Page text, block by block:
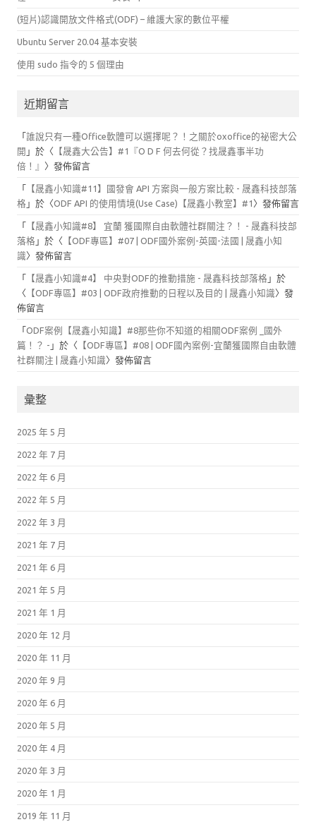
(短片)認識開放文件格式(ODF) – 維護大家的數位平權
Ubuntu Server 20.04 基本安裝
使用 sudo 指令的 5 個理由
近期留言
「 誰說只有一種Office軟體可以選擇呢？！之關於oxoffice的祕密大公
開 」於〈 【晟鑫大公告】#1『O D F 何去何從？找晟鑫事半功
倍！』 〉發佈留言
「
【晟鑫小知識#11】國發會 API 方案與一般方案比較 - 晟鑫科技部落
格 」於〈ODF API 的使用情境(Use Case)【晟鑫小教室】#1 〉發佈留言
「
【晟鑫小知識#8】 宜蘭 獲國際自由軟體社群關注？！ - 晟鑫科技部
落格 」於〈 【ODF專區】#07 | ODF國外案例-英國-法國 | 晟鑫小知
識〉發佈留言
「 【晟鑫小知識#4】 中央對ODF的推動措施 - 晟鑫科技部落格 」於
〈 【ODF專區】#03 | ODF政府推動的日程以及目的 | 晟鑫小知識〉發
佈留言
「 ODF案例【晟鑫小知識】#8那些你不知道的相關ODF案例 _國外
篇！？ - 」於〈 【ODF專區】#08 | ODF國內案例-宜蘭獲國際自由軟體
社群關注 | 晟鑫小知識〉發佈留言
彙整
2025 年 5 月
2022 年 7 月
2022 年 6 月
2022 年 5 月
2022 年 3 月
2021 年 7 月
2021 年 6 月
2021 年 5 月
2021 年 1 月
2020 年 12 月
2020 年 11 月
2020 年 9 月
2020 年 6 月
2020 年 5 月
2020 年 4 月
2020 年 3 月
2020 年 1 月
2019 年 11 月